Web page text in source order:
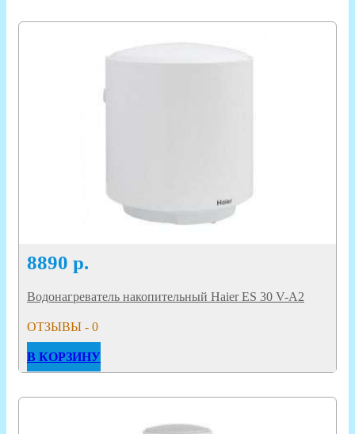
8890 р.
Водонагреватель накопительный Haier ES 30 V-A2
ОТЗЫВЫ - 0
В КОРЗИНУ